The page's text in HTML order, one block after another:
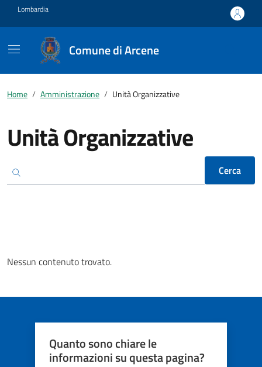
Vai ai contenuti
Vai al footer
Lombardia
Comune di Arcene
Home Amministrazione Unità Organizzative
Unità Organizzative
Cerca
Nessun contenuto trovato.
Quanto sono chiare le
informazioni su questa pagina?